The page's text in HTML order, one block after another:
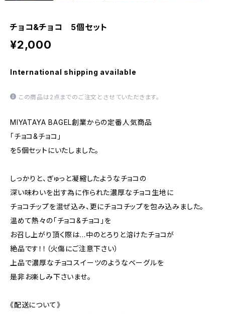
チョコ&チョコ 5個セット
¥2,000
International shipping available
この商品は2点までのご注文とさせていただきます。
MIYATAYA BAGEL創業からの定番人気商品
「チョコ&チョコ」
を5個セットにいたしました。
しっかりと、ぎゅっと凝縮したようなチョコの
深い味わいを出す為に作られた濃厚なチョコ生地に
チョコチップを混ぜ込み、更にチョコチップを包み込みました。
温めて熱々の「チョコ&チョコ」を
お召し上がり頂く際は…中のとろりと溶けたチョコが
絶品です！！（火傷にご注意下さい）
上品で濃厚なチョコスイーツのようなベーグルを
是非お楽しみ下さいませ。
《配送について》